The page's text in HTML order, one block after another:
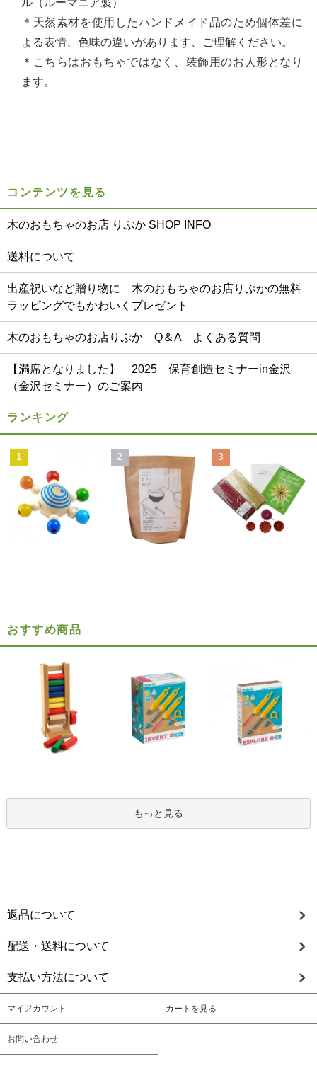
ル（ルーマニア製）
＊天然素材を使用したハンドメイド品のため個体差に
よる表情、色味の違いがあります、ご理解ください。
＊こちらはおもちゃではなく、装飾用のお人形となり
ます。
コンテンツを見る
木のおもちゃのお店 りぷか SHOP INFO
送料について
出産祝いなど贈り物に 木のおもちゃのお店りぷかの無料
ラッピングでもかわいくプレゼント
木のおもちゃのお店りぷか Q＆A よくある質問
【満席となりました】 2025 保育創造セミナーin金沢
（金沢セミナー）のご案内
ランキング
1 2 3
おすすめ商品
もっと見る
返品について
配送・送料について
支払い方法について
マイアカウント カートを見る
お問い合わせ